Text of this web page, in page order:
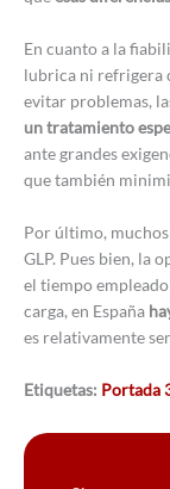
En cuanto a la
lubrica ni refrigera
evitar problemas,
un tratamiento
ante grandes
que también
Por último,
GLP. Pues bien, la
el tiempo
carga, en España
es relativamente
Etiquetas: Portada